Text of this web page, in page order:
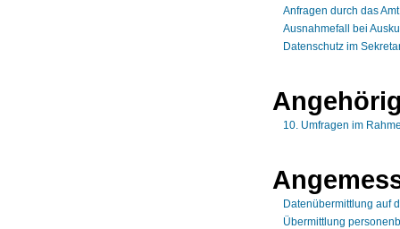
Anfragen durch das
Ausnahmefall bei
Datenschutz im
10. Umfragen im
Datenübermittlung auf
Übermittlung